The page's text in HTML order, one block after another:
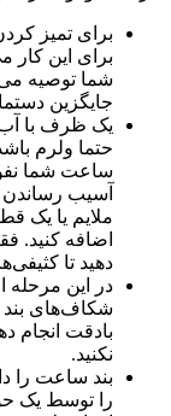
برای تمیز
برای این کار
شما توصیه
جایگزین
یک ظرف با آب
حتما ولرم
ساعت شما
آسیب
ملایم یا یک
اضافه کنید.
دهید تا
در این
شکاف‌های بند
بادقت انجام
نکنید.
بند ساعت را
را توسط یک